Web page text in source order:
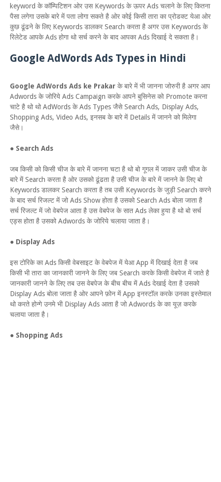
keyword के कॉम्पिटिशन ओर उस Keywords के ऊपर Ads चलाने के लिए कितना
पैसा लगेगा उसके बारे में पता लोगा सकते है ओर कोई किसी तारा का प्रोडक्ट येआ ओर
कुछ ढूंढने के लिए Keywords डालकर Search करता है अगर उस Keywords के
रिलेटेड आपके Ads होगा थो सर्च करने के बाद आपका Ads दिखाई दे सकता है।
Google AdWords Ads Types in Hindi
Google AdWords Ads ke Prakar के बारे में भी जानना जोरुरी है अगर आप
Adwords के जोरिये Ads Campaign करके आपने बुसिनेस को Promote करना
चाटे है थो थो AdWords के Ads Types जैसे Search Ads, Display Ads,
Shopping Ads, Video Ads, इनसब के बारे में Details में जानने को मिलेगा
जैसे।
● Search Ads
जब किसी को किसी चीज के बारे में जानना चटा है थो बो गूगल में जाकर उसी चीज के
बारे में Search करता है ओर उसको ढूंढता है उसी चीज के बारे में जानने के लिए बो
Keywords डालकर Search करता है तब उसी Keywords के जुड़ी Search करने
के बाद सर्च रिजल्ट में जो Ads Show होता है उसको Search Ads बोला जाता है
सर्च रिजल्ट में जो वेबपेज आता है उस वेबपेज के सात Ads लेका हुया है थो बो सर्च
एड्स होता है उसको Adwords के जोरिये चलाया जाता है।
● Display Ads
इस टोरिके का Ads किसी वेबसाइट के वेबपेज में येआ App में दिखाई देता है जब
किसी भी तारा का जानकारी जानने के लिए जब Search करके किसी वेबपेज में जाते है
जानकारी जानने के लिए तब उस वेबपेज के बीच बीच में Ads देखाई देता है उसको
Display Ads बोला जाता है ओर आपने फ़ोन में App इनस्टॉल करके उनका इस्तेमाल
थो करते होन्गे उनमे भी Display Ads आता है जो Adwords के का यूज़ करके
चलाया जाता है।
● Shopping Ads